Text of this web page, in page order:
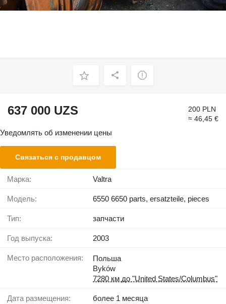
637 000 UZS
200 PLN
≈ 46,45 €
Уведомлять об изменении цены
Связаться с продавцом
Марка: Valtra
Модель: 6550 6650 parts, ersatzteile, pieces
Тип: запчасти
Год выпуска: 2003
Место расположения:
Польша
Byków
7280 км до "United States/Columbus"
Дата размещения: более 1 месяца